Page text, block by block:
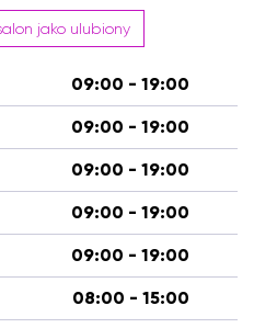
jako ulubiony
09:00 - 19:00
09:00 - 19:00
09:00 - 19:00
09:00 - 19:00
09:00 - 19:00
08:00 - 15:00